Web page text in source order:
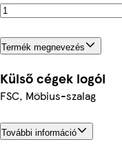
Termék megnevezés
Külső cégek logói
FSC, Möbius-szalag
További információ